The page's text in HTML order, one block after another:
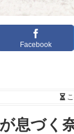
Facebook
息づく